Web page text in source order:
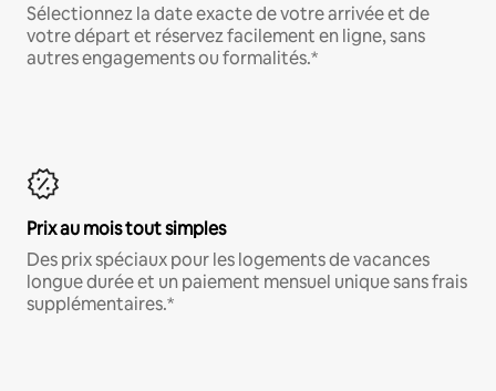
Sélectionnez la date exacte de votre arrivée et de
votre départ et réservez facilement en ligne, sans
autres engagements ou formalités.*
Prix au mois tout simples
Des prix spéciaux pour les logements de vacances
longue durée et un paiement mensuel unique sans frais
supplémentaires.*